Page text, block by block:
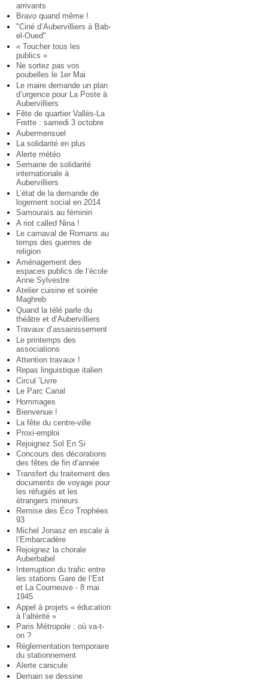
arrivants
Bravo quand même !
"Ciné d’Aubervilliers à Bab-
el-Oued"
« Toucher tous les
publics »
Ne sortez pas vos
poubelles le 1er Mai
Le maire demande un plan
d’urgence pour La Poste à
Aubervilliers
Fête de quartier Vallès-La
Frette : samedi 3 octobre
Aubermensuel
La solidarité en plus
Alerte météo
Semaine de solidarité
internationale à
Aubervilliers
L’état de la demande de
logement social en 2014
Samouraïs au féminin
A riot called Nina !
Le carnaval de Romans au
temps des guerres de
religion
Aménagement des
espaces publics de l’école
Anne Sylvestre
Atelier cuisine et soirée
Maghreb
Quand la télé parle du
théâtre et d’Aubervilliers
Travaux d’assainissement
Le printemps des
associations
Attention travaux !
Repas linguistique italien
Circul ’Livre
Le Parc Canal
Hommages
Bienvenue !
La fête du centre-ville
Proxi-emploi
Rejoignez Sol En Si
Concours des décorations
des fêtes de fin d’année
Transfert du traitement des
documents de voyage pour
les réfugiés et les
étrangers mineurs
Remise des Éco Trophées
93
Michel Jonasz en escale à
l’Embarcadère
Rejoignez la chorale
Auberbabel
Interruption du trafic entre
les stations Gare de l’Est
et La Courneuve - 8 mai
1945
Appel à projets « éducation
à l’altérité »
Paris Métropole : où va-t-
on ?
Réglementation temporaire
du stationnement
Alerte canicule
Demain se dessine